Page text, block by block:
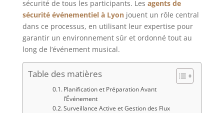
sécurité de tous les participants. Les agents de
sécurité événementiel à Lyonjouent un rôle central
dans ce processus, en utilisant leur expertise pour
garantir un environnement sûr et ordonné tout au
long de l’événement musical.
Table des matières
Planification et Préparation Avant
l’Événement
Surveillance Active et Gestion des Flux